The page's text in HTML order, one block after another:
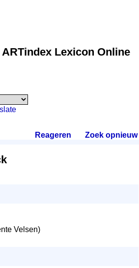
ARTindex Lexicon Online
Reageren Zoek opnieuw.
Velsen)